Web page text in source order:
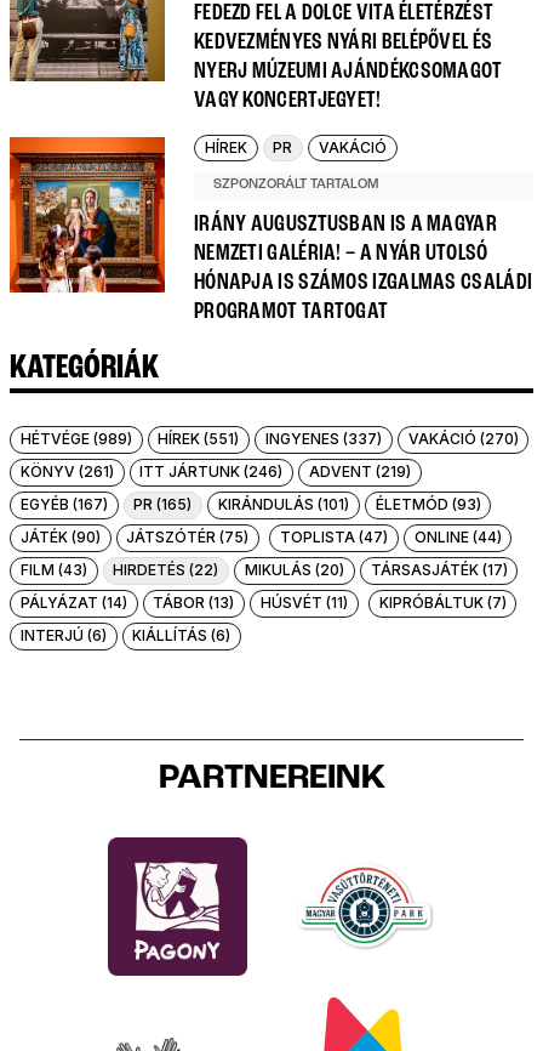
FEDEZD FEL A DOLCE VITA ÉLETÉRZÉST
KEDVEZMÉNYES NYÁRI BELÉPŐVEL ÉS
NYERJ MÚZEUMI AJÁNDÉKCSOMAGOT
VAGY KONCERTJEGYET!
HÍREK PR VAKÁCIÓ
SZPONZORÁLT TARTALOM
IRÁNY AUGUSZTUSBAN IS A MAGYAR
NEMZETI GALÉRIA! – A NYÁR UTOLSÓ
HÓNAPJA IS SZÁMOS IZGALMAS CSALÁDI
PROGRAMOT TARTOGAT
KATEGÓRIÁK
HÉTVÉGE (989) HÍREK (551) INGYENES (337)
VAKÁCIÓ (270)
KÖNYV (261)
ITT JÁRTUNK (246)
ADVENT (219)
EGYÉB (167)
PR (165) KIRÁNDULÁS (101)
ÉLETMÓD (93)
JÁTÉK (90)
JÁTSZÓTÉR (75) TOPLISTA (47)
ONLINE (44)
FILM (43)
HIRDETÉS (22) MIKULÁS (20)
TÁRSASJÁTÉK (17)
PÁLYÁZAT (14)
TÁBOR (13) HÚSVÉT (11)
KIPRÓBÁLTUK (7)
INTERJÚ (6)
KIÁLLÍTÁS (6)
PARTNEREINK